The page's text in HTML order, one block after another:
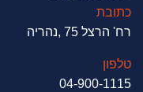
כתובת
רח' הרצל 75 ,נהריה
טלפון
04-900-1115